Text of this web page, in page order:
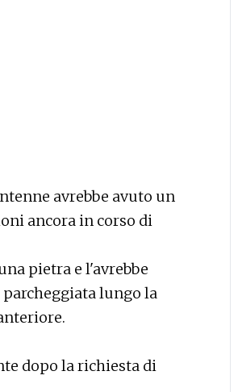
avrebbe avuto un
ancora in corso di
pietra e l'avrebbe
lungo la
dopo la richiesta di